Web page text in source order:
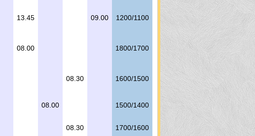
13.45 09.00 1200/1100
08.00 1800/1700
08.30 1600/1500
08.00 1500/1400
08.30 1700/1600